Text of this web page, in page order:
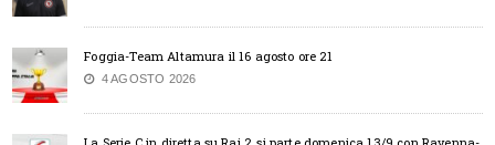
Foggia-Team Altamura il 16 agosto ore 21
4 AGOSTO 2026